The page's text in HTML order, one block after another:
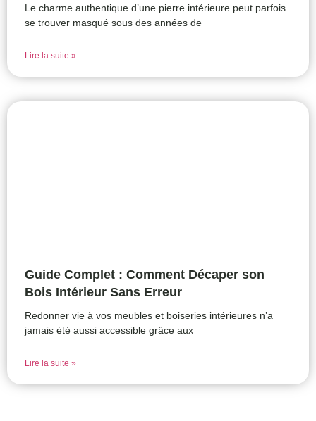
Le charme authentique d’une pierre intérieure peut parfois
se trouver masqué sous des années de
Lire la suite »
Guide Complet : Comment Décaper son
Bois Intérieur Sans Erreur
Redonner vie à vos meubles et boiseries intérieures n’a
jamais été aussi accessible grâce aux
Lire la suite »